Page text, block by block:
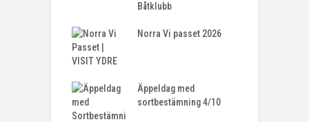
Båtklubb
Norra Vi passet 2026
Äppeldag med
sortbestämning 4/10